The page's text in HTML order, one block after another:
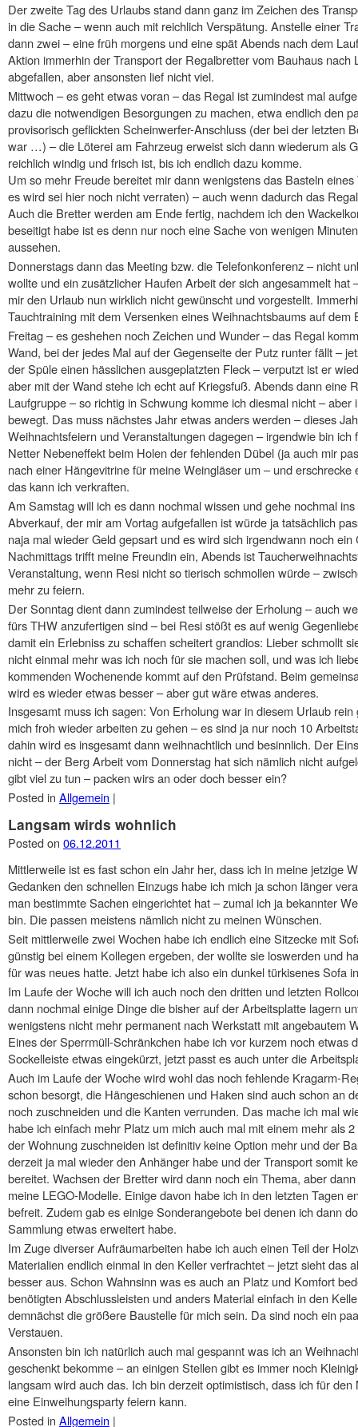
Der zweite Tag des Urlaubs stand dann ganz im Zeichen des
in die Sache – wenn auch mit reichlich Verspätung. Anstelle einer
dann zwei – eine früh morgens und eine spät Abends nach dem
Aktion immerhin der Transport der Regalbretter vom Bauhaus nach
abgefallen, aber ansonsten lief nicht viel.
Mittwoch – es geht etwas voran – das Regal ist zumindest mal
dazu die notwendigen Besorgungen zu machen, etwa endlich den
provisorisch geflickten Scheinwerfer-Anschluss (der bei der letzten
war …) – die Löterei am Fahrzeug erweist sich dann wiederum als
reichlich windig und frisch ist, bis ich endlich dazu komme.
Um so mehr Freude bereitet mir dann wenigstens das Basteln
es wird sei hier noch nicht verraten) – auch wenn dadurch das
Auch die Bretter werden am Ende fertig, nachdem ich den
beseitigt habe ist es denn nur noch eine Sache von wenigen
aussehen.
Donnerstags dann das Meeting bzw. die Telefonkonferenz – nicht
wollte und ein zusätzlicher Haufen Arbeit der sich angesammelt hat
mir den Urlaub nun wirklich nicht gewünscht und vorgestellt.
Tauchtraining mit dem Versenken eines Weihnachtsbaums auf dem
Freitag – es geshehen noch Zeichen und Wunder – das Regal
Wand, bei der jedes Mal auf der Gegenseite der Putz runter fällt –
der Spüle einen hässlichen ausgeplatzten Fleck – verputzt ist er
aber mit der Wand stehe ich echt auf Kriegsfuß. Abends dann eine
Laufgruppe – so richtig in Schwung komme ich diesmal nicht –
bewegt. Das muss nächstes Jahr etwas anders werden – dieses
Weihnachtsfeiern und Veranstaltungen dagegen – irgendwie bin
Netter Nebeneffekt beim Holen der fehlenden Dübel (ja auch mir
nach einer Hängevitrine für meine Weingläser um – und
das kann ich verkraften.
Am Samstag will ich es dann nochmal wissen und gehe nochmal
Abverkauf, der mir am Vortag aufgefallen ist würde ja tatsächlich
naja mal wieder Geld gepsart und es wird sich irgendwann noch
Nachmittags trifft meine Freundin ein, Abends ist
Veranstaltung, wenn Resi nicht so tierisch schmollen würde –
mehr zu feiern.
Der Sonntag dient dann zumindest teilweise der Erholung – auch
fürs THW anzufertigen sind – bei Resi stößt es auf wenig
damit ein Erlebniss zu schaffen scheitert grandios: Lieber schmollt
nicht einmal mehr was ich noch für sie machen soll, und was ich
kommenden Wochenende kommt auf den Prüfstand. Beim
wird es wieder etwas besser – aber gut wäre etwas anderes.
Insgesamt muss ich sagen: Von Erholung war in diesem Urlaub
mich froh wieder arbeiten zu gehen – es sind ja nur noch 10
dahin wird es insgesamt dann weihnachtlich und besinnlich. Der
nicht – der Berg Arbeit vom Donnerstag hat sich nämlich nicht
gibt viel zu tun – packen wirs an oder doch besser ein?
Posted in Allgemein |
Langsam wirds wohnlich
Posted on 06.12.2011
Mittlerweile ist es fast schon ein Jahr her, dass ich in meine jetzige
Gedanken den schnellen Einzugs habe ich mich ja schon länger
man bestimmte Sachen eingerichtet hat – zumal ich ja bekannter
bin. Die passen meistens nämlich nicht zu meinen Wünschen.
Seit mittlerweile zwei Wochen habe ich endlich eine Sitzecke mit
günstig bei einem Kollegen ergeben, der wollte sie loswerden und
für was neues hatte. Jetzt habe ich also ein dunkel türkisenes Sofa
Im Laufe der Woche will ich auch noch den dritten und letzten
dann nochmal einige Dinge die bisher auf der Arbeitsplatte lagern
wenigstens nicht mehr permanent nach Werkstatt mit angebautem
Eines der Sperrmüll-Schränkchen habe ich vor kurzem noch etwas
Sockelleiste etwas eingekürzt, jetzt passt es auch unter die
Auch im Laufe der Woche wird wohl das noch fehlende Kragarm-
schon besorgt, die Hängeschienen und Haken sind auch schon an
noch zuschneiden und die Kanten verrunden. Das mache ich mal
habe ich einfach mehr Platz um mich auch mal mit einem mehr als
der Wohnung zuschneiden ist definitiv keine Option mehr und der
derzeit ja mal wieder den Anhänger habe und der Transport somit
bereitet. Wachsen der Bretter wird dann noch ein Thema, aber
meine LEGO-Modelle. Einige davon habe ich in den letzten Tagen
befreit. Zudem gab es einige Sonderangebote bei denen ich dann
Sammlung etwas erweitert habe.
Im Zuge diverser Aufräumarbeiten habe ich auch einen Teil der
Materialien endlich einmal in den Keller verfrachtet – jetzt sieht das
besser aus. Schon Wahnsinn was es auch an Platz und Komfort
benötigten Abschlussleisten und anders Material einfach in den
demnächst die größere Baustelle für mich sein. Da sind noch ein
Verstauen.
Ansonsten bin ich natürlich auch mal gespannt was ich an
geschenkt bekomme – an einigen Stellen gibt es immer noch
langsam wird auch das. Ich bin derzeit optimistisch, dass ich für
eine Einweihungsparty feiern kann.
Posted in Allgemein |